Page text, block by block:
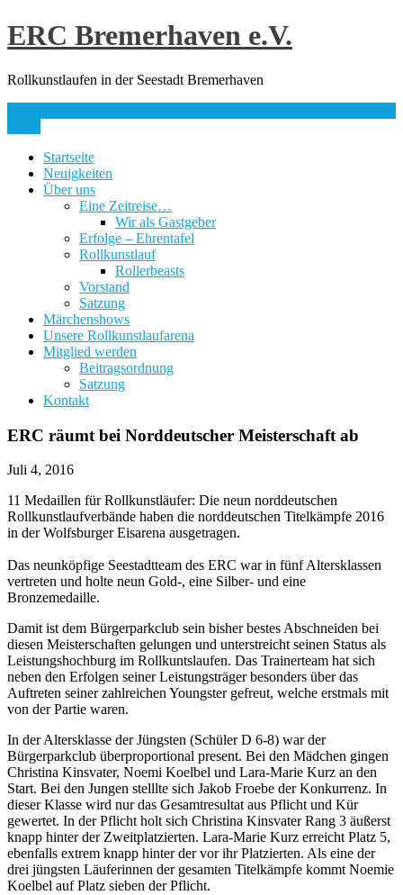
Skip
to
ERC Bremerhaven e.V.
Rollkunstlaufen in der Seestadt Bremerhaven
Startseite
Neuigkeiten
Über uns
Eine Zeitreise…
Wir als Gastgeber
Erfolge – Ehrentafel
Rollkunstlauf
Rollerbeasts
Vorstand
Satzung
Märchenshows
Unsere Rollkunstlaufarena
Mitglied werden
Beitragsordnung
Satzung
Kontakt
ERC räumt bei Norddeutscher Meisterschaft ab
Juli 4, 2016
11 Medaillen für Rollkunstläufer: Die neun norddeutschen
Rollkunstlaufverbände haben die norddeutschen Titelkämpfe 2016
in der Wolfsburger Eisarena ausgetragen.
Das neunköpfige Seestadtteam des ERC war in fünf Altersklassen
vertreten und holte neun Gold-, eine Silber- und eine
Bronzemedaille.
Damit ist dem Bürgerparkclub sein bisher bestes Abschneiden bei
diesen Meisterschaften gelungen und unterstreicht seinen Status als
Leistungshochburg im Rollkuntslaufen. Das Trainerteam hat sich
neben den Erfolgen seiner Leistungsträger besonders über das
Auftreten seiner zahlreichen Youngster gefreut, welche erstmals mit
von der Partie waren.
In der Altersklasse der Jüngsten (Schüler D 6-8) war der
Bürgerparkclub überproportional present. Bei den Mädchen gingen
Christina Kinsvater, Noemi Koelbel und Lara-Marie Kurz an den
Start. Bei den Jungen stelllte sich Jakob Froebe der Konkurrenz. In
dieser Klasse wird nur das Gesamtresultat aus Pflicht und Kür
gewertet. In der Pflicht holt sich Christina Kinsvater Rang 3 äußerst
knapp hinter der Zweitplatzierten. Lara-Marie Kurz erreicht Platz 5,
ebenfalls extrem knapp hinter der vor ihr Platzierten. Als eine der
drei jüngsten Läuferinnen der gesamten Titelkämpfe kommt Noemie
Koelbel auf Platz sieben der Pflicht.